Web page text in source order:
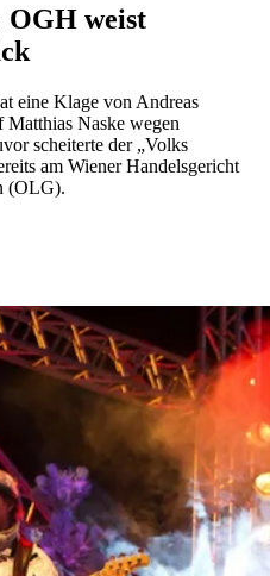
weist
eine Klage von Andreas
Matthias Naske wegen
scheiterte der „Volks
am Wiener Handelsgericht
(OLG).